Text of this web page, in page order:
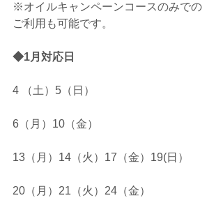
※オイルキャンペーンコースのみでの
ご利用も可能です。
◆1月対応日
4 （土）5（日）
6（月）10（金）
13（月）14（火）17（金）19(日）
20（月）21（火）24（金）